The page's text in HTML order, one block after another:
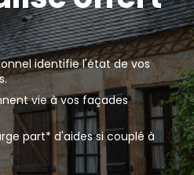
identifie l'état de vos
vie à vos façades
part* d'aides si couplé à